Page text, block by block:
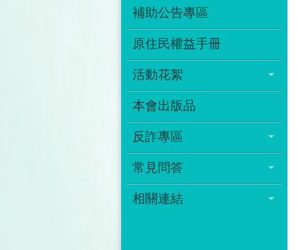
補助公告專區
原住民權益手冊
活動花絮
本會出版品
反詐專區
常見問答
相關連結